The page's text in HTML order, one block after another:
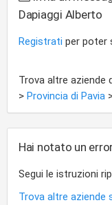
Dapiaggi Alberto
Registrati per poter
Trova altre aziende
> Provincia di Pavia
Hai notato un
Segui le istruzioni
Trova altre aziende